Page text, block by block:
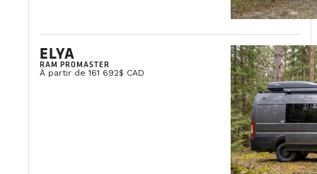
ELYA
RAM PROMASTER
À partir de 161 692$ CAD